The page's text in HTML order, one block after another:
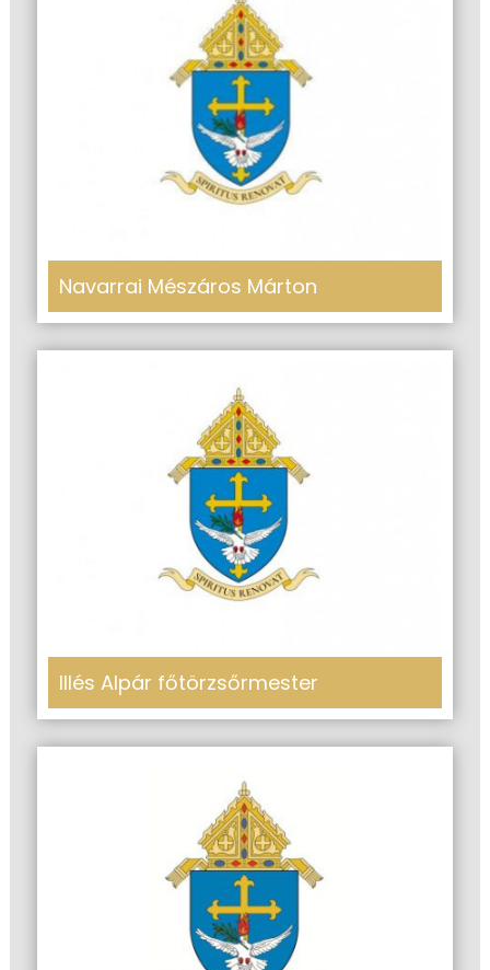
Navarrai Mészáros Márton
Illés Alpár főtörzsőrmester